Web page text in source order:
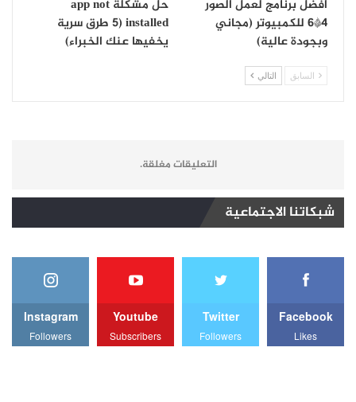
أفضل برنامج لعمل الصور
4*6 للكمبيوتر (مجاني
وبجودة عالية)
حل مشكلة app not
installed (5 طرق سرية
يخفيها عنك الخبراء)
السابق التالي
التعليقات مغلقة.
شبكاتنا الاجتماعية
Facebook
Likes
Twitter
Followers
Youtube
Subscribers
Instagram
Followers